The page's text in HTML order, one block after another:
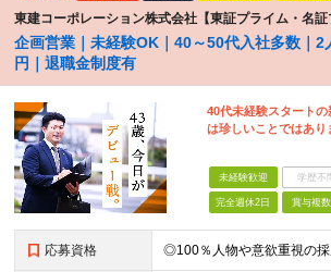
東建コーポレーション株式会社【東証プライム・名証
企画営業｜未経験OK｜40～50代入社多数｜2
円｜退職金制度有
40代未経験スタート
は珍しいことではあり
未経験歓迎 学歴不
完全週休2日 賞与複数
応募資格